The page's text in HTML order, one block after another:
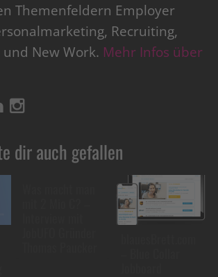
Themenfeldern Employer
Recruiting,
und New Work. Mehr Infos über
dir auch gefallen